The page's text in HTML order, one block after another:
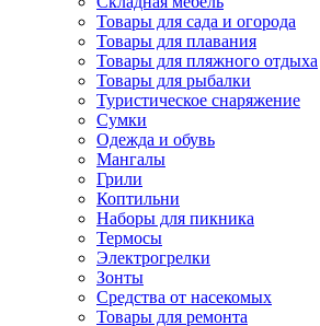
Товары для сада и огорода
Товары для плавания
Товары для пляжного отдыха
Товары для рыбалки
Туристическое снаряжение
Сумки
Одежда и обувь
Мангалы
Грили
Коптильни
Наборы для пикника
Термосы
Электрогрелки
Зонты
Средства от насекомых
Товары для ремонта